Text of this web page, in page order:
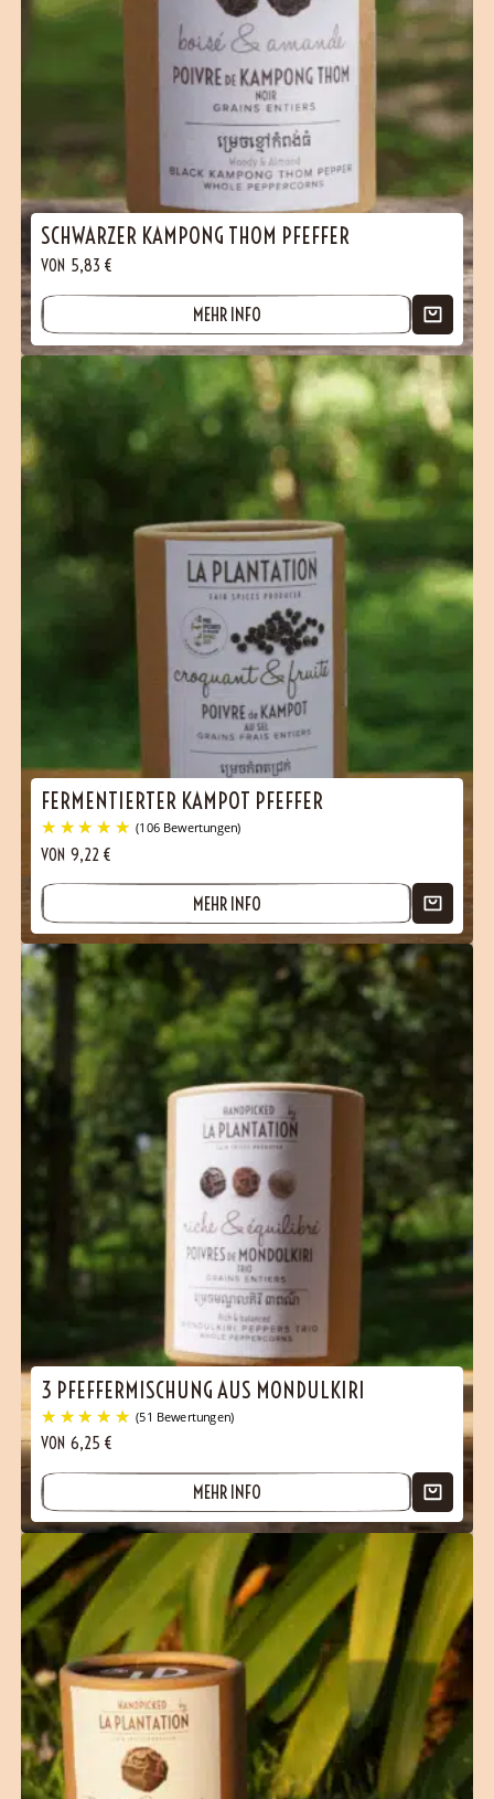
SCHWARZER KAMPONG THOM PFEFFER
VON 5,83 €
MEHR INFO
FERMENTIERTER KAMPOT PFEFFER
(106 Bewertungen)
VON 9,22 €
MEHR INFO
3 PFEFFERMISCHUNG AUS MONDULKIRI
VON 6,25 €
MEHR INFO